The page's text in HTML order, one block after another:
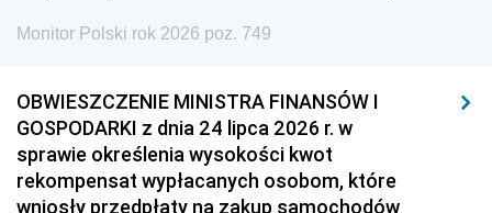
Monitor Polski rok 2026 poz. 749
OBWIESZCZENIE MINISTRA FINANSÓW I
GOSPODARKI z dnia 24 lipca 2026 r. w
sprawie określenia wysokości kwot
rekompensat wypłacanych osobom, które
wniosły przedpłaty na zakup samochodów